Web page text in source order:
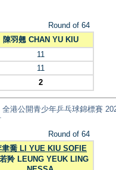
Round of 64
陳羽翹 CHAN YU KIU
11
11
2
港公開青少年乒乓球錦標賽
Round of 64
聿喬 LI YUE KIU SOFIE
羚 LEUNG YEUK LING